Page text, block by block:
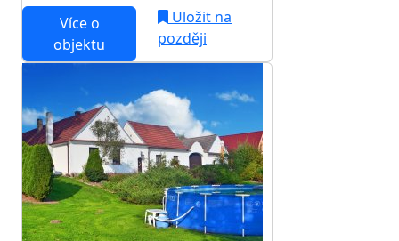
Více o
objektu
Uložit na
později